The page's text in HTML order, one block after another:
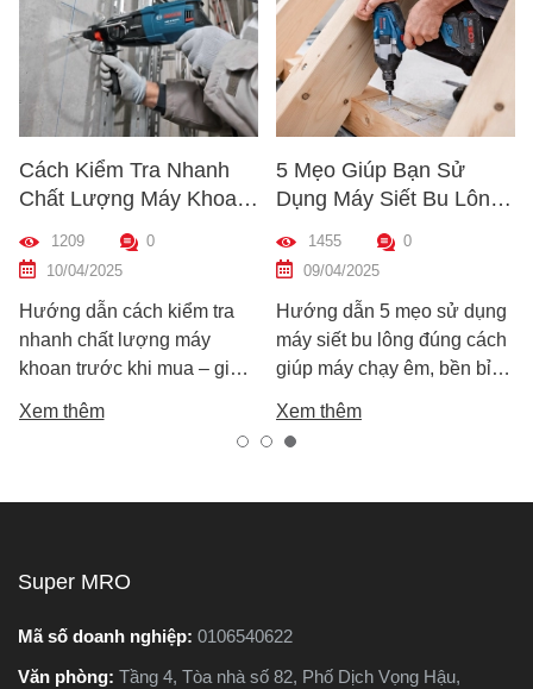
Cách Kiểm Tra Nhanh
Chất Lượng Máy Khoan
Trước Khi Mua – Hướng
Dẫn Chi Tiết Cho Người
Mới
1209
0
10/04/2025
Hướng dẫn cách kiểm tra
nhanh chất lượng máy
khoan trước khi mua – giúp
tốt, bền, hoạt động ổn định,
Xem thêm
5 Mẹo Giúp Bạn Sử
Dụng Máy Siết Bu Lông
Đúng Cách – Bền Máy,
Hiệu Quả Cao
1455
0
09/04/2025
Hướng dẫn 5 mẹo sử dụng
máy siết bu lông đúng cách
giúp máy chạy êm, bền bỉ
biến khiến máy nhanh hỏng
và kém hiệu suất.
Xem thêm
Super MRO
Mã số doanh nghiệp: 0106540622
Văn phòng: Tầng 4, Tòa nhà số 82, Phố Dịch Vọng Hậu,